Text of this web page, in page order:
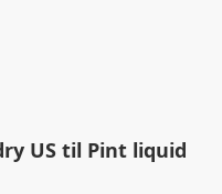
US til Pint liquid